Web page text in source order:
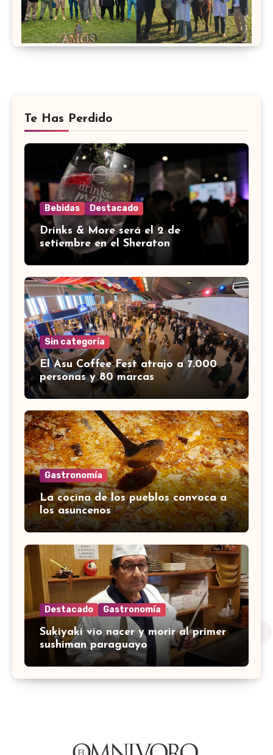
Te Has Perdido
Bebidas Destacado
Drinks & More será el 2 de
setiembre en el Sheraton
Sin categoría
El Asu Coffee Fest atrajo a 7.000
personas y 80 marcas
Gastronomía
La cocina de los pueblos convoca a
los asuncenos
Destacado Gastronomía
Sukiyaki vio nacer y morir al primer
sushiman paraguayo